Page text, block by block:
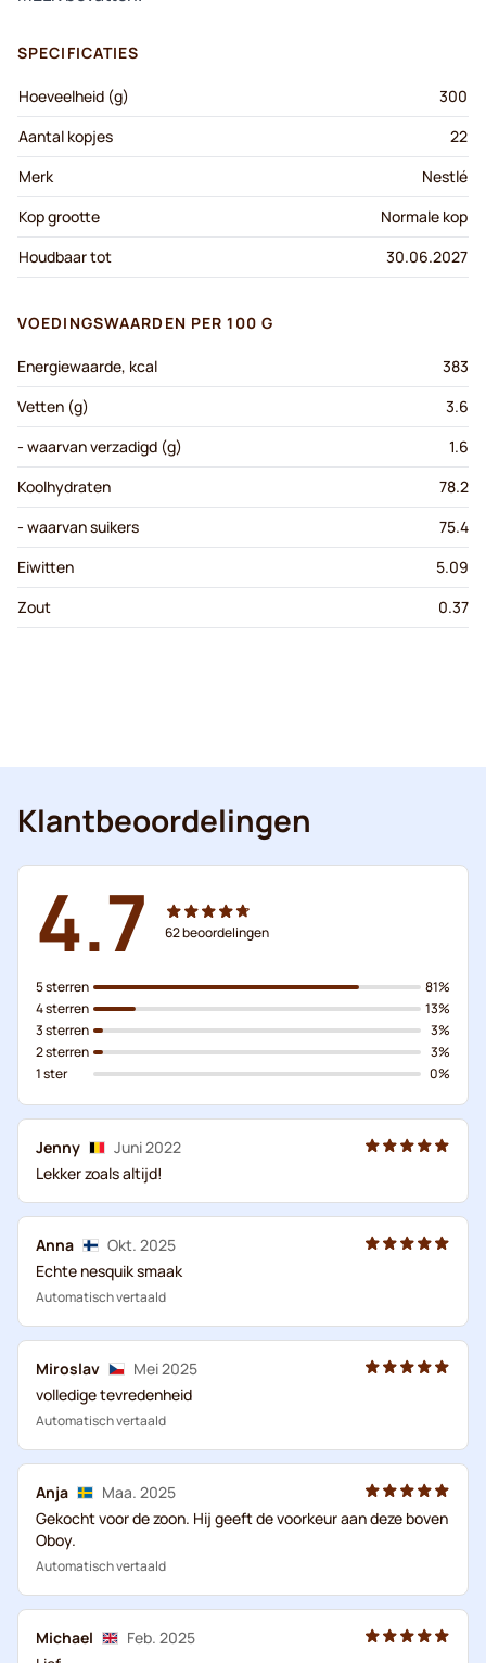
SPECIFICATIES
Hoeveelheid (g)
300
Aantal kopjes
22
Merk
Nestlé
Kop grootte
Normale kop
Houdbaar tot
30.06.2027
VOEDINGSWAARDEN PER 100 G
Energiewaarde, kcal
383
Vetten (g)
3.6
- waarvan verzadigd (g)
1.6
Koolhydraten
78.2
- waarvan suikers
75.4
Eiwitten
5.09
Zout
0.37
Klantbeoordelingen
4.7 62beoordelingen
5 sterren
4 sterren
3 sterren
2 sterren
1 ster
81%
13%
3%
3%
0%
Jenny
Juni 2022
Lekker zoals altijd!
Anna
Okt. 2025
Echte nesquik smaak
Automatisch vertaald
Miroslav
Mei 2025
volledige tevredenheid
Automatisch vertaald
Anja
Maa. 2025
Gekocht voor de zoon. Hij geeft de voorkeur aan deze boven
Oboy.
Automatisch vertaald
Michael
Feb. 2025